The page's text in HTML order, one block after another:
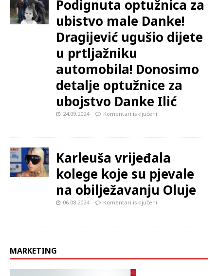
Podignuta optužnica za
ubistvo male Danke!
Dragijević ugušio dijete
u prtljažniku
automobila! Donosimo
detalje optužnice za
ubojstvo Danke Ilić
24.09.2024 Komentari isključeni
Karleuša vrijeđala
kolege koje su pjevale
na obilježavanju Oluje
06.08.2024 Komentari isključeni
MARKETING